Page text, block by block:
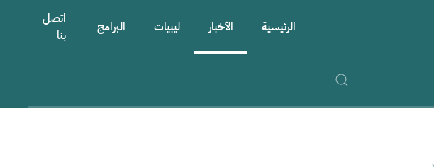
الرئيسية الأخبار ليبيات البرامج
اتصل
بنا